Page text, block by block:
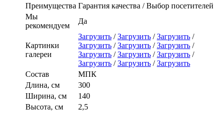
Преимущества Гарантия качества / Выбор посетителей
Мы
рекомендуем
Да
Картинки
галереи
Загрузить /Загрузить /Загрузить /
Загрузить /Загрузить /Загрузить /
Загрузить /Загрузить /Загрузить /
Загрузить /Загрузить /Загрузить
Состав
МПК
Длина, см
300
Ширина, см
140
Высота, см
2,5